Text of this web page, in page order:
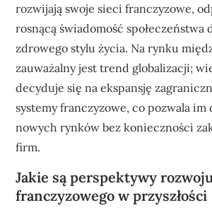
rozwijają swoje sieci franczyzowe,
rosnącą świadomość społeczeństwa
zdrowego stylu życia. Na rynku
zauważalny jest trend globalizacji;
decyduje się na ekspansję
systemy franczyzowe, co pozwala im
nowych rynków bez konieczności
firm.
Jakie są perspektywy
franczyzowego w przyszłości